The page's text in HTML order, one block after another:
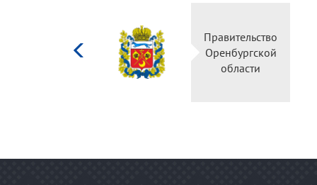
Правительство
Оренбургской
области